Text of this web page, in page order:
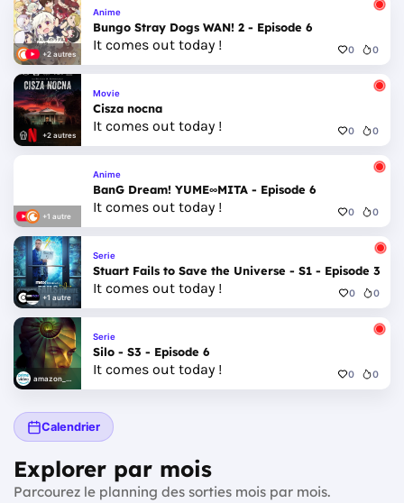
+2 autres
Anime
Bungo Stray Dogs WAN! 2 - Episode 6
It comes out today ! 0 0
+2 autres
Movie
Cisza nocna
It comes out today ! 0 0
+1 autre
Anime
BanG Dream! YUME∞MITA - Episode 6
It comes out today ! 0 0
+1 autre
Serie
Stuart Fails to Save the Universe - S1 - Episode 3
It comes out today ! 0 0
amazon_prime_video
Serie
Silo - S3 - Episode 6
It comes out today ! 0 0
Calendrier
Explorer par mois
Parcourez le planning des sorties mois par mois.